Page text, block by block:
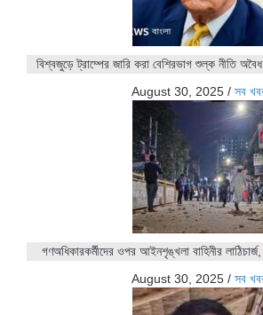
বিশ্বজুড়ে ট্রাম্পের জারি করা বেশিরভাগ শুল্ক নীতি
August 30, 2025 / সব
গণঅধিকারকর্মীদের ওপর আইনশৃঙ্খলা বাহিনীর
August 30, 2025 / সব